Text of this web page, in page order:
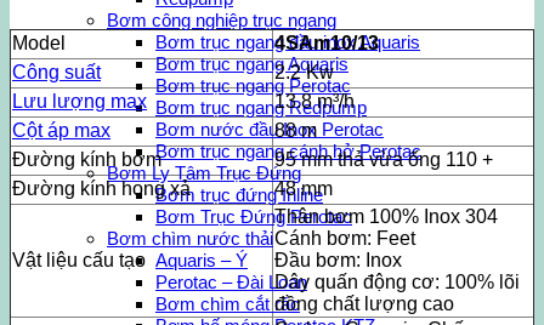
Bơm công nghiệp trục ngang
Bơm trục ngang đầu inox Aquaris
Bơm trục ngang Aquaris
Bơm trục ngang Perotac
Bơm trục ngang Redpump
Bơm nước đầu Inox Perotac
Bơm trục ngang cánh hở Perotac
Bơm Ly Tâm Trục Đứng
Bơm trục đứng Inline
Bơm Trục Đứng Perotac
Bơm chìm nước thải
Aquaris – Ý
Perotac – Đài Loan
Bơm chìm cắt rác
Model
4SAm10/13
Công suất
2.2 Kw
Lưu lượng max
13.8 m³/h
Cột áp max
88 m
Đường kính bơm
95 mm thả vừa ống 110 +
Đường kính họng xả
48 mm
Vật liệu cấu tạo
Thân bơm 100% Inox 304
Cánh bơm: Feet
Đầu bơm: Inox
Dây quấn động cơ: 100% lõi
đồng chất lượng cao